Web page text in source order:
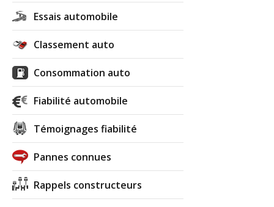
Essais automobile
Classement auto
Consommation auto
Fiabilité automobile
Témoignages fiabilité
Pannes connues
Rappels constructeurs